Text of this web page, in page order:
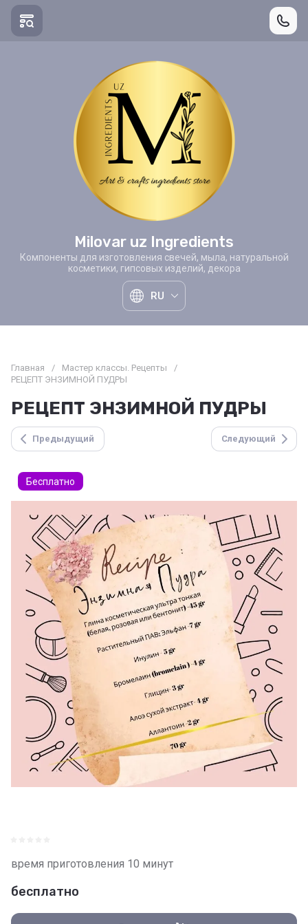
Milovar uz Ingredients
Компоненты для изготовления свечей, мыла, натуральной
косметики, гипсовых изделий, декора
RU
Главная / Мастер классы. Рецепты
/
РЕЦЕПТ ЭНЗИМНОЙ ПУДРЫ
РЕЦЕПТ ЭНЗИМНОЙ ПУДРЫ
Предыдущий Следующий
Бесплатно
время приготовления 10 минут
бесплатно